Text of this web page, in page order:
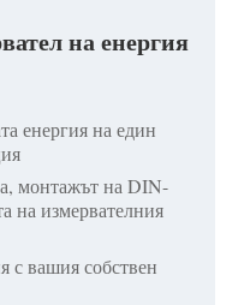
на енергия
енергия на един
монтажът на DIN-
на измервателния
с вашия собствен